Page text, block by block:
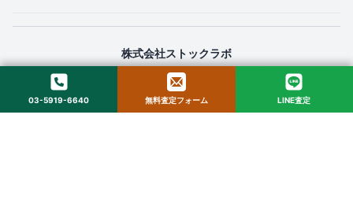
株式会社ストックラボ
〒160-0022 東京都新宿区新宿２丁目１２−１６ セントフォービル ２０３
© 2025 StockLab. All Rights Reserved.
03-5919-6640 無料査定フォーム LINE査定